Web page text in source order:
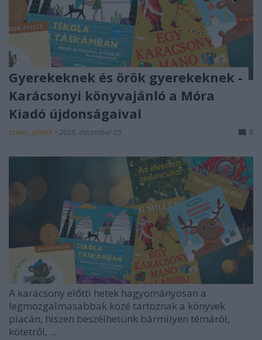
Gyerekeknek és örök gyerekeknek -
Karácsonyi könyvajánló a Móra
Kiadó újdonságaival
színes_ötletek • 2025. december 05. 0
A karácsony előtti hetek hagyományosan a
legmozgalmasabbak közé tartoznak a könyvek
piacán, hiszen beszélhetünk bármilyen témáról,
kötetről, ...